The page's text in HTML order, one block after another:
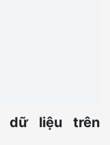
dữ liệu trên